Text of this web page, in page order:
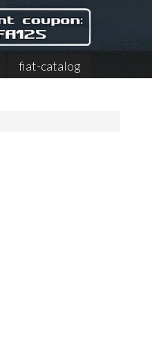
fiat-catalog